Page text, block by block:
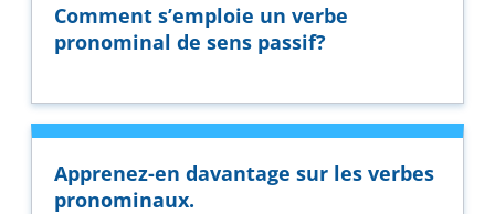
Comment s’emploie un verbe
pronominal de sens passif?
Apprenez-en davantage sur les verbes
pronominaux.